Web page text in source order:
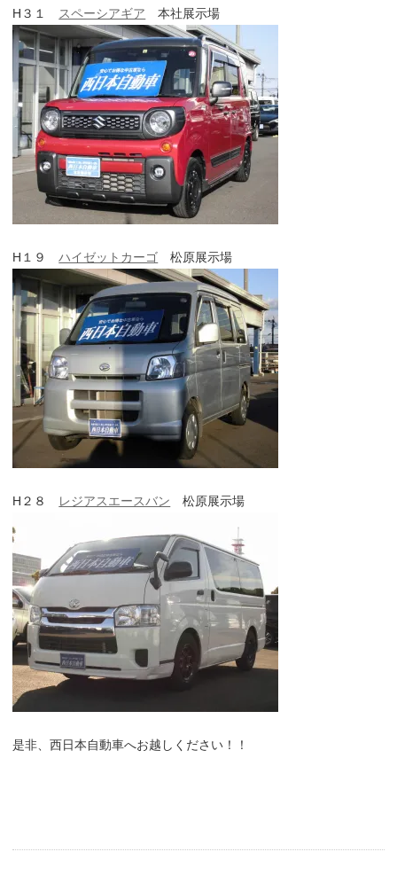
H３１ スペーシアギア 本社展示場
H１９ハイゼットカーゴ 松原展示場
H２８ レジアスエースバン 松原展示場
是非、西日本自動車へお越しください！！